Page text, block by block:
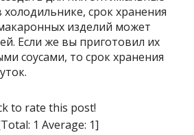
холодильнике, срок хранения
изделий может
Если же вы приготовил их
соусами, то срок хранения
to rate this post!
1 Average: 1]